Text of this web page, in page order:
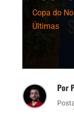
Copa do
Últimas
Por